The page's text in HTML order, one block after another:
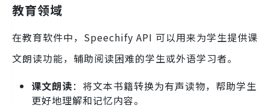
教育领域
在教育软件中，Speechify API 可以用来为学生提供课
文朗读功能，辅助阅读困难的学生或外语学习者。
课文朗读：将文本书籍转换为有声读物，帮助学生
更好地理解和记忆内容。